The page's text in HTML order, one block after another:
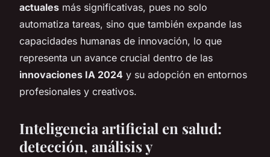
actuales más significativas, pues no solo
automatiza tareas, sino que también expande las
capacidades humanas de innovación, lo que
representa un avance crucial dentro de las
innovaciones IA 2024 y su adopción en entornos
profesionales y creativos.
Inteligencia artificial en salud:
detección, análisis y